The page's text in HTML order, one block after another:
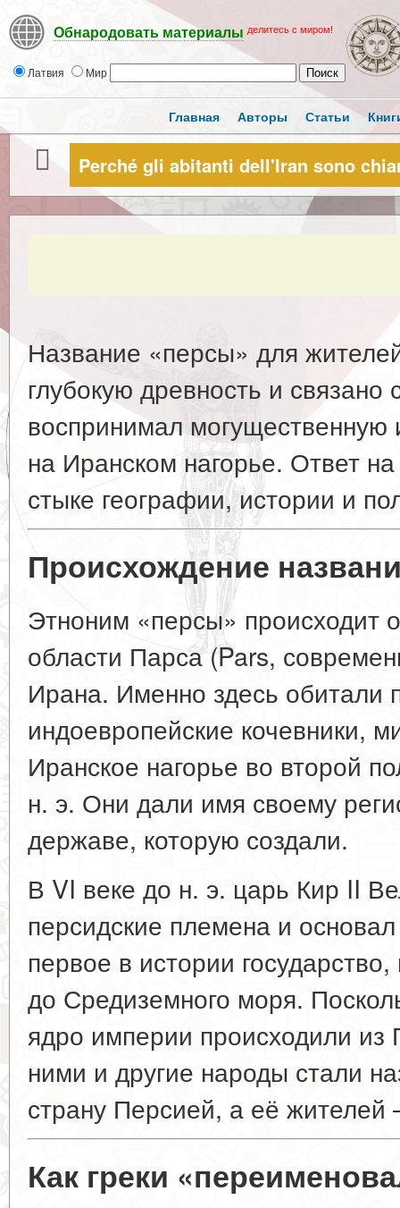
Обнародовать материалы делитесь с миром!
Латвия Мир
Главная Авторы Статьи
Perché gli abitanti dell'Iran sono
Название «персы» для
глубокую древность и
воспринимал
на Иранском нагорье. Ответ
стыке географии, истории и
Происхождение
Этноним «персы» происходит
области Парса(Pars,
Ирана. Именно здесь обитали
индоевропейские кочевники,
Иранское нагорье во второй
н. э. Они дали имя своему
державе, которую создали.
В VI веке до н. э. царь Кир II
персидские племена и
первое в истории
до Средиземного моря.
ядро империи происходили из
ними и другие народы стали
страну Персией, а её
Как греки